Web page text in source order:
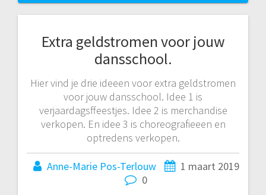
Extra geldstromen voor jouw
dansschool.
Hier vind je drie ideeen voor extra geldstromen
voor jouw dansschool. Idee 1 is
verjaardagsffeestjes. Idee 2 is merchandise
verkopen. En idee 3 is choreografieeen en
optredens verkopen.
Anne-Marie Pos-Terlouw
1 maart 2019
0